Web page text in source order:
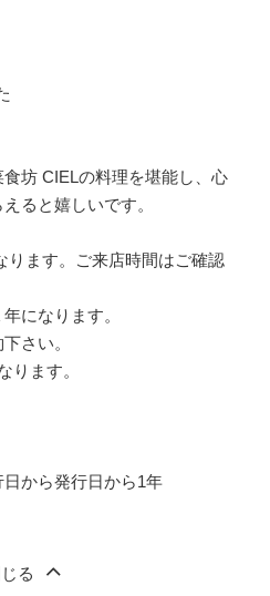
坊 CIELの料理を堪能し、心
ると嬉しいです。
ります。ご来店時間はご確認
になります。
さい。
ります。
から発行日から1年
る